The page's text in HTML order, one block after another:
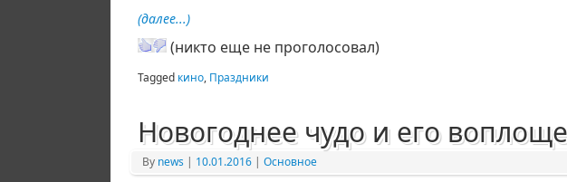
(далее...)
(никто еще не проголосовал)
Tagged кино, Праздники
Новогоднее чудо и его
By news | 10.01.2016 | Основное